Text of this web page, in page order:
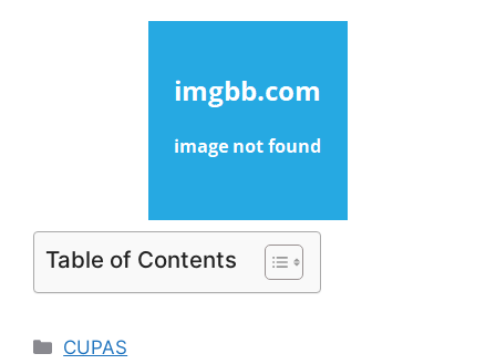
Table of Contents
Categories
CUPAS